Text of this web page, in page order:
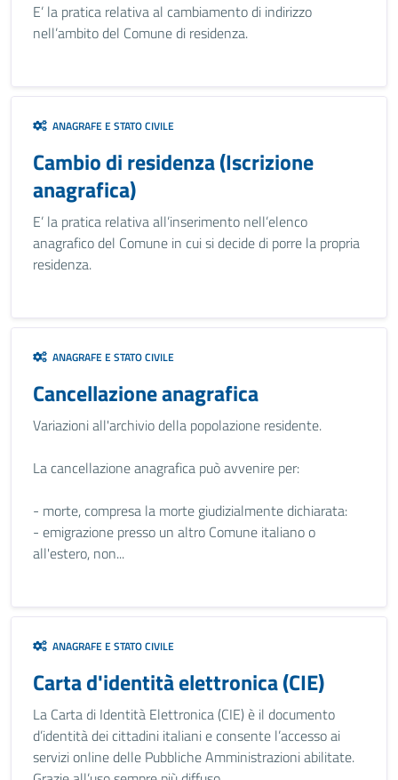
E’ la pratica relativa al cambiamento di indirizzo
nell’ambito del Comune di residenza.
ANAGRAFE E STATO CIVILE
Cambio di residenza (Iscrizione
anagrafica)
E’ la pratica relativa all’inserimento nell’elenco
anagrafico del Comune in cui si decide di porre la propria
residenza.
ANAGRAFE E STATO CIVILE
Cancellazione anagrafica
Variazioni all'archivio della popolazione residente.
La cancellazione anagrafica può avvenire per:
- morte, compresa la morte giudizialmente dichiarata:
- emigrazione presso un altro Comune italiano o
all'estero, non...
ANAGRAFE E STATO CIVILE
Carta d'identità elettronica (CIE)
La Carta di Identità Elettronica (CIE) è il documento
d’identità dei cittadini italiani e consente l’accesso ai
servizi online delle Pubbliche Amministrazioni abilitate.